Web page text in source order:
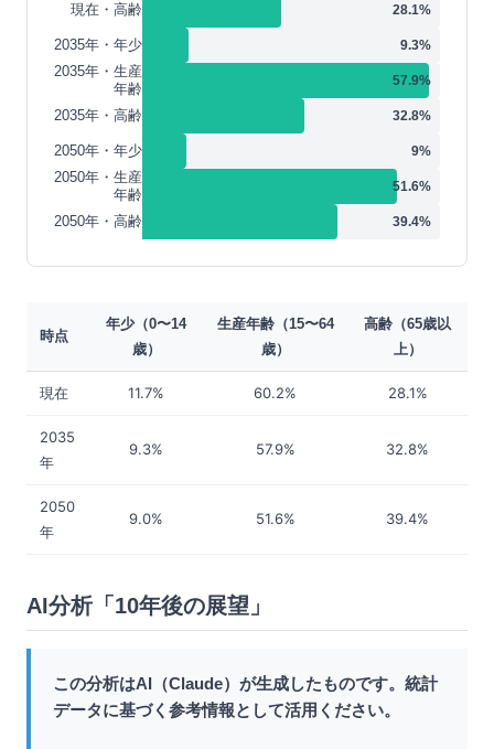
現在・高齢 28.1%
2035年・年少 9.3%
2035年・生産
年齢
57.9%
2035年・高齢 32.8%
2050年・年少 9%
2050年・生産
年齢
51.6%
2050年・高齢 39.4%
時点
年少（0〜14
歳）
生産年齢（15〜64
歳）
高齢（65歳以
上）
現在 11.7% 60.2% 28.1%
2035
年
9.3% 57.9% 32.8%
2050
年
9.0% 51.6% 39.4%
AI分析「10年後の展望」
この分析はAI（Claude）が生成したものです。統計
データに基づく参考情報として活用ください。